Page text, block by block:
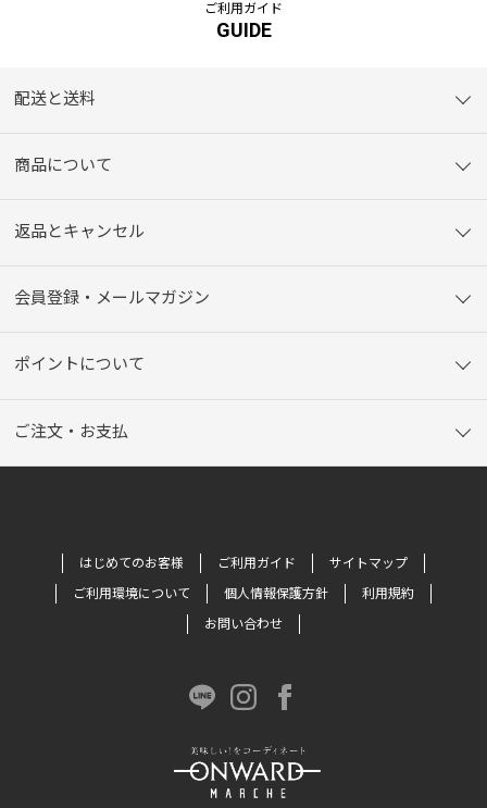
ご利用ガイド
GUIDE
配送と送料
商品について
返品とキャンセル
会員登録・メールマガジン
ポイントについて
ご注文・お支払
はじめてのお客様 ご利用ガイド
サイトマップ
ご利用環境について
個人情報保護方針
利用規約
お問い合わせ